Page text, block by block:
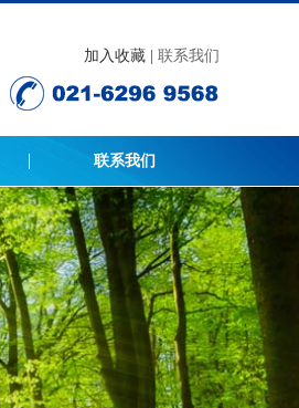
加入收藏 | 联系我们
联系我们